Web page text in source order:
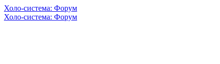
Холо-система: Форум
Холо-система: Форум